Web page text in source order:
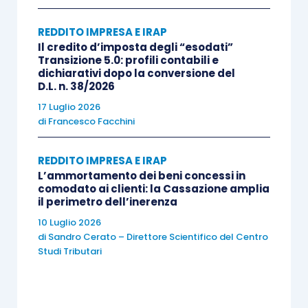
fronte civilistico(successione nei contratti,
responsabilità per i debiti aziendali e tutela dei
lavoratori). Pertanto, la redazione dei contratti di
cessione richiederà, dal 2026, una
verifica della sussistenza degli elementi
costitutivi dell’aziendaex art. 2555, c.c., per
evitare che l’intento di risparmio fiscale (o
meglio, finanziario) esponga a rischi di nullità o
inefficacia delleclausole contrattuali
civilistiche.
REDDITO IMPRESA E IRAP
Il credito d’imposta degli “esodati”
Transizione 5.0: profili contabili e
dichiarativi dopo la conversione del
D.L. n. 38/2026
17 Luglio 2026
di Francesco Facchini
REDDITO IMPRESA E IRAP
L’ammortamento dei beni concessi in
comodato ai clienti: la Cassazione amplia
il perimetro dell’inerenza
10 Luglio 2026
di Sandro Cerato – Direttore Scientifico del Centro
Studi Tributari